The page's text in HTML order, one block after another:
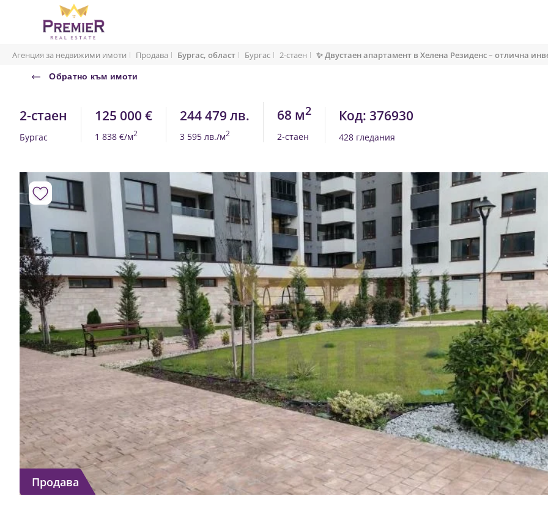
Агенция за недвижими имоти Продава Бургас, област Бургас 2-стаен ✨ Двустаен апартамент в Хелена Резиденс – отлична
Обратно към имоти
2-стаен
Бургас
125 000 €
1 838 €/м2
244 479 лв.
3 595 лв./м2
68 м2
2-стаен
Код: 376930
428 гледания
Продава